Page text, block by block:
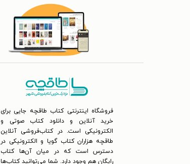
فروشگاه اینترنتی کتاب طاقچه جایی برای
خرید آنلاین و دانلود کتاب صوتی و
الکترونیکی است. در کتاب‌فروشی آنلاین
طاقچه هزاران کتاب گویا و الکترونیکی در
دسترس است که در میان آن‌ها کتاب
رایگان هم وجود دارد. شما می‌توانید کتاب‌ها